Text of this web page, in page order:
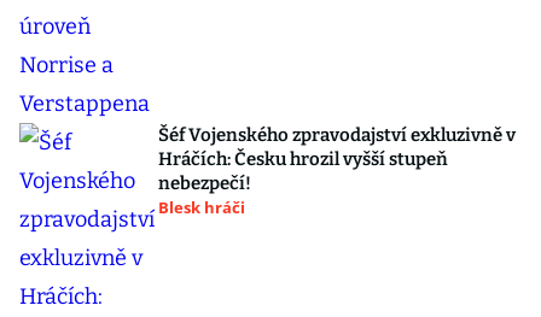
Šéf Vojenského zpravodajství exkluzivně v
Hráčích: Česku hrozil vyšší stupeň
nebezpečí!
Blesk hráči